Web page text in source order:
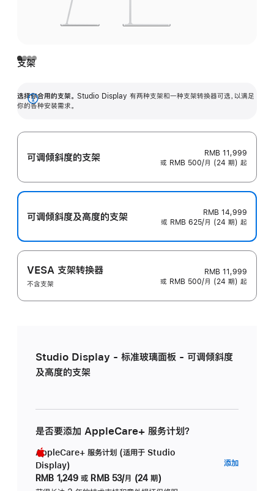
支架
选择你合用的支架。 Studio Display 有两种支架和一种支架转换器可选，以满足
你的各种安装需求。
展
可调倾斜度的支架
RMB 11,999
或 RMB 500/月 (24 期) 起
可调倾斜度及高‍度的支‍架
RMB 14,999
或 RMB 625/月 (24 期) 起
VESA 支架转换器
不含支架
RMB 11,999
或 RMB 500/月 (24 期) 起
Studio Display - 标准玻璃面板 - 可调倾斜度
及高度的支架
是否要添加 AppleCare+ 服务计划？
AppleCare+ 服务计划 (适用于 Studio
Display)
RMB 1,249 或 RMB 53/月 (24 期)
添加